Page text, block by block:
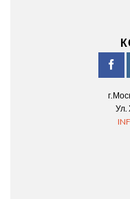
Ул.